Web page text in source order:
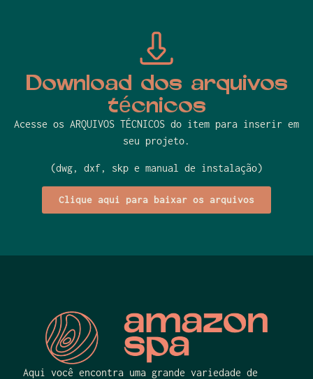
Download dos arquivos
técnicos
Acesse os ARQUIVOS TÉCNICOS do item para inserir em
seu projeto.
(dwg, dxf, skp e manual de instalação)
Clique aqui para baixar os arquivos
Aqui você encontra uma grande variedade de